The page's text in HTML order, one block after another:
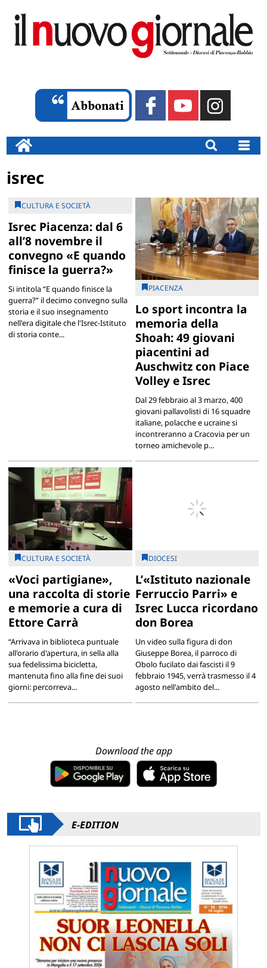
isrec
CULTURA E SOCIETÀ
Isrec Piacenza: dal 6
all’8 novembre il
convegno «E quando
finisce la guerra?»
Si intitola “E quando finisce la
guerra?” il decimo convegno sulla
storia e il suo insegnamento
nell'era digitale che l'Isrec-Istituto
di storia conte...
PIACENZA
Lo sport incontra la
memoria della
Shoah: 49 giovani
piacentini ad
Auschwitz con Piace
Volley e Isrec
Dal 29 febbraio al 3 marzo, 400
giovani pallavolisti di 16 squadre
italiane, polacche e ucraine si
incontreranno a Cracovia per un
torneo amichevole p...
CULTURA E SOCIETÀ
«Voci partigiane»,
una raccolta di storie
e memorie a cura di
Ettore Carrà
“Arrivava in biblioteca puntuale
all'orario d'apertura, in sella alla
sua fedelissima bicicletta,
mantenuta fino alla fine dei suoi
giorni: percorreva...
DIOCESI
L’«Istituto nazionale
Ferruccio Parri» e
Isrec Lucca ricordano
don Borea
Un video sulla figura di don
Giuseppe Borea, il parroco di
Obolo fucilato dai fascisti il 9
febbraio 1945, verrà trasmesso il 4
agosto nell'ambito del...
Download the app
E-EDITION